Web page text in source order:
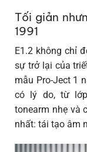
Tối giản
1991
E1.2 không chỉ
sự trở lại của
mẫu Pro-Ject 1
có lý do, từ
tonearm nhẹ và
nhất: tái tạo âm